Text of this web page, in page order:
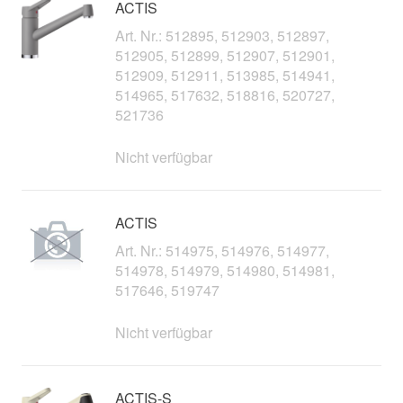
ACTIS
Art. Nr.: 512895, 512903, 512897,
512905, 512899, 512907, 512901,
512909, 512911, 513985, 514941,
514965, 517632, 518816, 520727,
521736
Nicht verfügbar
ACTIS
Art. Nr.: 514975, 514976, 514977,
514978, 514979, 514980, 514981,
517646, 519747
Nicht verfügbar
ACTIS-S